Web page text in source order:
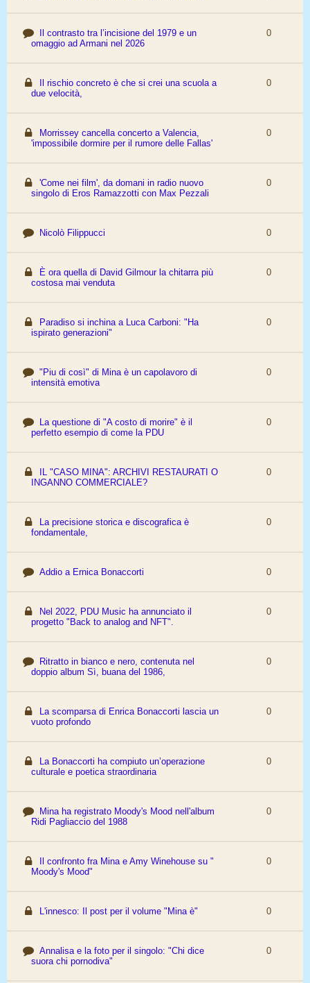
Il contrasto tra l’incisione del 1979 e un
omaggio ad Armani nel 2026
0
Il rischio concreto è che si crei una scuola a
due velocità,
0
Morrissey cancella concerto a Valencia,
'impossibile dormire per il rumore delle Fallas'
0
'Come nei film', da domani in radio nuovo
singolo di Eros Ramazzotti con Max Pezzali
0
Nicolò Filippucci 0
È ora quella di David Gilmour la chitarra più
costosa mai venduta
0
Paradiso si inchina a Luca Carboni: "Ha
ispirato generazioni"
0
"Piu di così" di Mina è un capolavoro di
intensità emotiva
0
La questione di "A costo di morire" è il
perfetto esempio di come la PDU
0
IL "CASO MINA": ARCHIVI RESTAURATI O
INGANNO COMMERCIALE?
0
La precisione storica e discografica è
fondamentale,
0
Addio a Ernica Bonaccorti 0
Nel 2022, PDU Music ha annunciato il
progetto "Back to analog and NFT".
0
Ritratto in bianco e nero, contenuta nel
doppio album Sì, buana del 1986,
0
La scomparsa di Enrica Bonaccorti lascia un
vuoto profondo
0
La Bonaccorti ha compiuto un’operazione
culturale e poetica straordinaria
0
Mina ha registrato Moody's Mood nell'album
Ridi Pagliaccio del 1988
0
Il confronto fra Mina e Amy Winehouse su "
Moody's Mood"
0
L'innesco: Il post per il volume "Mina è" 0
Annalisa e la foto per il singolo: "Chi dice
suora chi pornodiva"
0